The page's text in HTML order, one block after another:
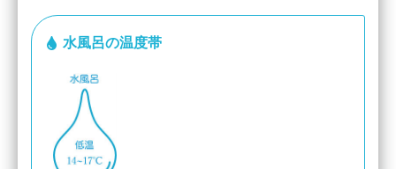
水風呂の温度帯